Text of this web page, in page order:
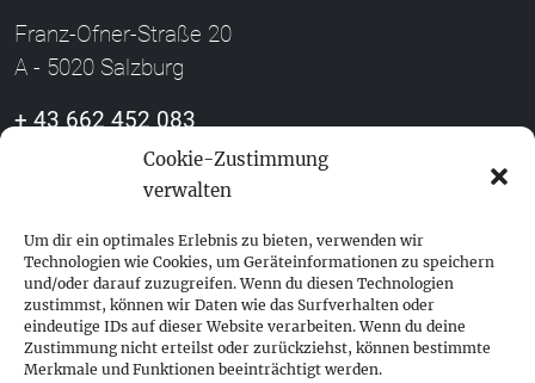
Cookie-Zustimmung
verwalten
Um dir ein optimales Erlebnis zu bieten, verwenden wir
Technologien wie Cookies, um Geräteinformationen zu speichern
und/oder darauf zuzugreifen. Wenn du diesen Technologien
zustimmst, können wir Daten wie das Surfverhalten oder
eindeutige IDs auf dieser Website verarbeiten. Wenn du deine
Zustimmung nicht erteilst oder zurückziehst, können bestimmte
Merkmale und Funktionen beeinträchtigt werden.
Franz-Ofner-Straße 20
A - 5020 Salzburg
+ 43 662 452 083
fokus@fokus-design.com
Datenschutz
Cookie-Richtlinie (EU)